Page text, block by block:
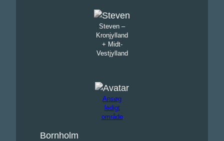
Steven –
Kronjylland
+ Midt-
Vestjylland
Ansøg
ledigt
område
Bornholm